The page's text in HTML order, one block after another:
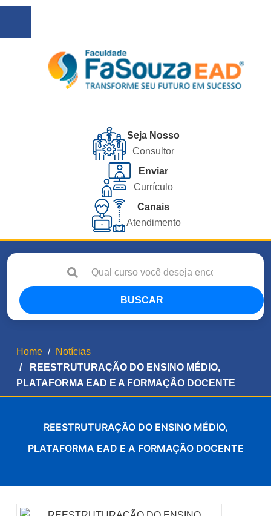
Seja Nosso
Consultor
Enviar
Currículo
Canais
Atendimento
BUSCAR
Home
Notícias
REESTRUTURAÇÃO DO ENSINO MÉDIO,
PLATAFORMA EAD E A FORMAÇÃO DOCENTE
REESTRUTURAÇÃO DO ENSINO MÉDIO,
PLATAFORMA EAD E A FORMAÇÃO DOCENTE